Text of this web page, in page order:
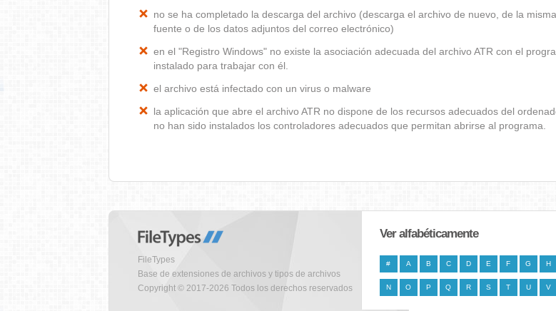
no se ha completado la descarga del archivo (descarga el archivo de nuevo, de la misma
fuente o de los datos adjuntos del correo electrónico)
en el "Registro Windows" no existe la asociación adecuada del archivo ATR con el
instalado para trabajar con él.
el archivo está infectado con un virus o malware
la aplicación que abre el archivo ATR no dispone de los recursos adecuados del
no han sido instalados los controladores adecuados que permitan abrirse al programa.
FileTypes
Base de extensiones de archivos y tipos de archivos
Copyright © 2017-2026 Todos los derechos reservados
Ver alfabéticamente
# A B C D E F G H
N O P Q R S T U V